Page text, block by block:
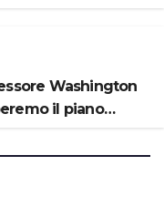
Washington
il piano